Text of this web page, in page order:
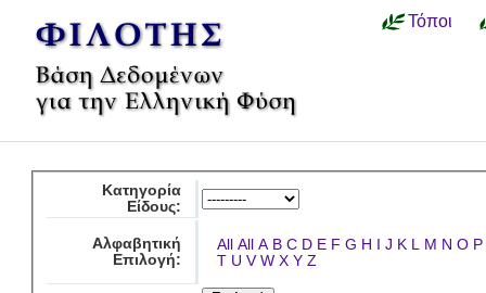
Τόποι
Κατηγορία
Είδους:
Αλφαβητική
Επιλογή:
All All A B C D E F G H I J K L M N O P
T U V W X Y Z